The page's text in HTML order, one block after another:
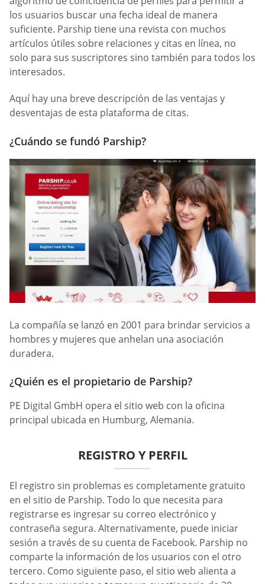
los usuarios buscar una fecha ideal de manera
suficiente. Parship tiene una revista con muchos
artículos útiles sobre relaciones y citas en línea, no
solo para sus suscriptores sino también para todos los
interesados.
Aquí hay una breve descripción de las ventajas y
desventajas de esta plataforma de citas.
¿Cuándo se fundó Parship?
La compañía se lanzó en 2001 para brindar servicios a
hombres y mujeres que anhelan una asociación
duradera.
¿Quién es el propietario de Parship?
PE Digital GmbH opera el sitio web con la oficina
principal ubicada en Humburg, Alemania.
REGISTRO Y PERFIL
El registro sin problemas es completamente gratuito
en el sitio de Parship. Todo lo que necesita para
registrarse es ingresar su correo electrónico y
contraseña segura. Alternativamente, puede iniciar
sesión a través de su cuenta de Facebook. Parship no
comparte la información de los usuarios con el otro
tercero. Como siguiente paso, el sitio web alienta a